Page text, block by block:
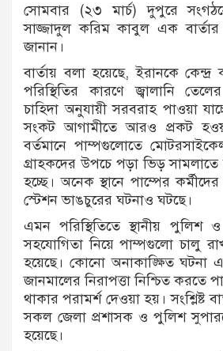
সোমবার (২৩ মার্চ) দুপুরে
সাজ্জাদুল করিম কাবুল এক
জানান।
বার্তায় বলা হয়েছে, ইরানকে কেন্দ্র
পরিস্থিতির কারণে জ্বালানি
চাহিদা অনুযায়ী সরবরাহ পাওয়া
সংকট আগামীতে আরও প্রকট
বর্তমানে পাম্পগুলোতে
গ্রাহকদের উপচে পড়া ভিড় সামলাতে
হচ্ছে। অনেক স্থানে পাম্পের
স্টেশন ভাঙচুরের ঘটনাও ঘটছে।
এমন পরিস্থিতিতে স্থানীয় পুলিশ
সহযোগিতা নিয়ে পাম্পগুলো চালু
হয়েছে। কোনো অনাকাঙ্ক্ষিত ঘটনা
জানমালের নিরাপত্তা নিশ্চিত করতে
থাকার পরামর্শ দেওয়া হয়। সংশ্লিষ্ট
সকল জেলা প্রশাসক ও পুলিশ
হয়েছে।